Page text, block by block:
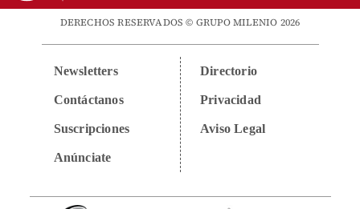
DERECHOS RESERVADOS © GRUPO MILENIO 2026
Newsletters
Contáctanos
Suscripciones
Anúnciate
Directorio
Privacidad
Aviso Legal